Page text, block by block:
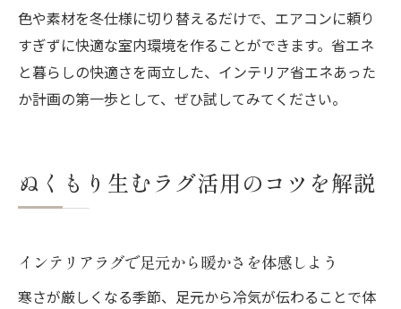
色や素材を冬仕様に切り替えるだけで、エアコンに頼り
すぎずに快適な室内環境を作ることができます。省エネ
と暮らしの快適さを両立した、インテリア省エネあった
か計画の第一歩として、ぜひ試してみてください。
ぬくもり生むラグ活用のコツを解説
インテリアラグで足元から暖かさを体感しよう
寒さが厳しくなる季節、足元から冷気が伝わることで体